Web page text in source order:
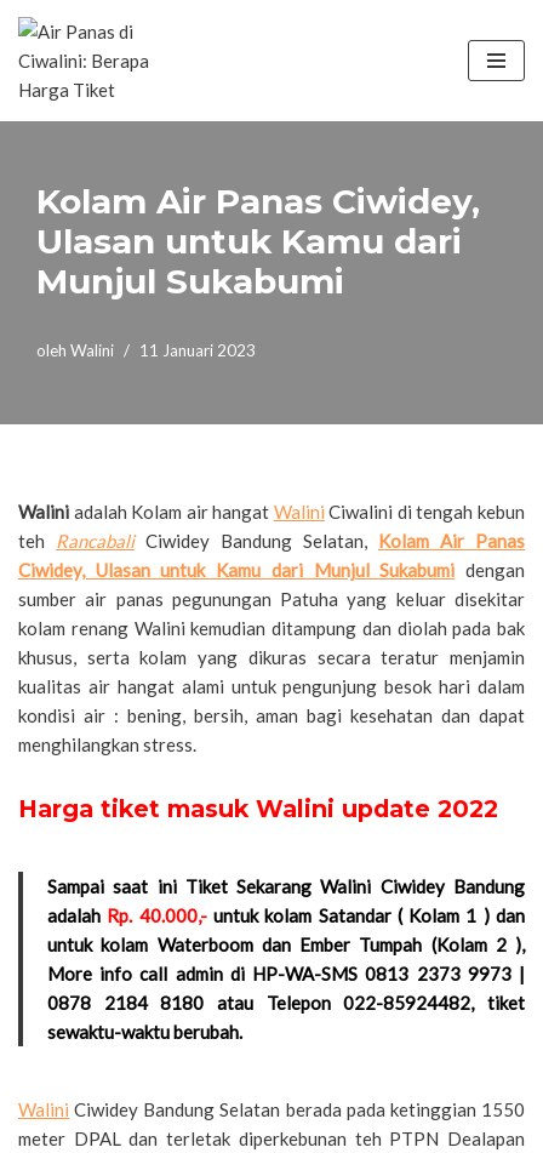
Lompat
ke
konten
Kolam Air Panas Ciwidey,
Ulasan untuk Kamu dari
Munjul Sukabumi
oleh Walini 11 Januari 2023
Walini adalah Kolam air hangat Walini Ciwalini di tengah kebun
teh RancabaliCiwidey Bandung Selatan, Kolam Air Panas
Ciwidey, Ulasan untuk Kamu dari Munjul Sukabumi dengan
sumber air panas pegunungan Patuha yang keluar disekitar
kolam renang Walini kemudian ditampung dan diolah pada bak
khusus, serta kolam yang dikuras secara teratur menjamin
kualitas air hangat alami untuk pengunjung besok hari dalam
kondisi air : bening, bersih, aman bagi kesehatan dan dapat
menghilangkan stress.
Harga tiket masuk Walini update 2022
Sampai saat ini Tiket Sekarang Walini Ciwidey Bandung
adalah Rp. 40.000,-untuk kolam Satandar ( Kolam 1 ) dan
untuk kolam Waterboom dan Ember Tumpah (Kolam 2 ),
More info call admin di HP-WA-SMS 0813 2373 9973 |
0878 2184 8180 atau Telepon 022-85924482, tiket
sewaktu-waktu berubah.
Walini Ciwidey Bandung Selatan berada pada ketinggian 1550
meter DPAL dan terletak diperkebunan teh PTPN Dealapan